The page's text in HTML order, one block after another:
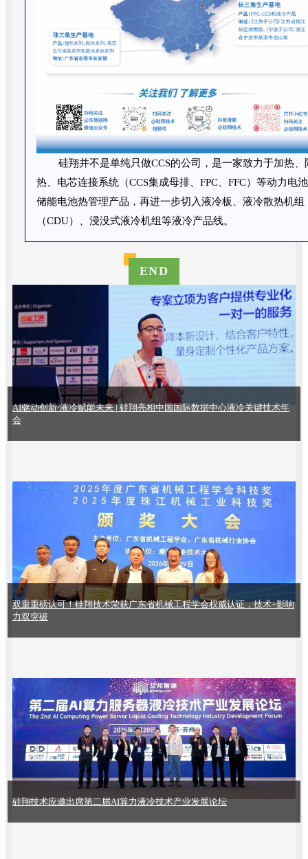
硅翔并不是单纯只做CCS的公司，是一家致力于加热、
热、电芯连接系统（CCS集成母排、FPC、FFC）等动力电
储能电池热管理产品，再进一步切入液冷板、液冷散热机组
（CDU）、浸没式液冷机组等液冷产品线。
END
AI驱动创新·液冷赋能未来 | 硅翔亮相中国国际数据中心液冷关键技术年
会
双重重磅认可！硅翔技术荣获广东省机械工程学会权威认证，技术+影响
力双突破
硅翔技术应邀出席第二届AI算力液冷技术产业发展论坛